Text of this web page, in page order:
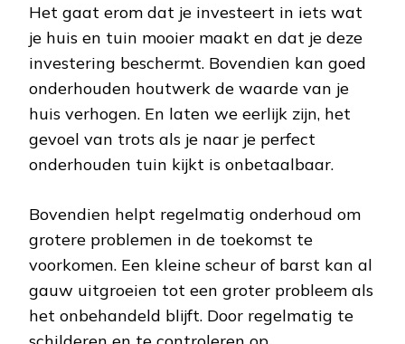
Het gaat erom dat je investeert in iets wat
je huis en tuin mooier maakt en dat je deze
investering beschermt. Bovendien kan goed
onderhouden houtwerk de waarde van je
huis verhogen. En laten we eerlijk zijn, het
gevoel van trots als je naar je perfect
onderhouden tuin kijkt is onbetaalbaar.
Bovendien helpt regelmatig onderhoud om
grotere problemen in de toekomst te
voorkomen. Een kleine scheur of barst kan al
gauw uitgroeien tot een groter probleem als
het onbehandeld blijft. Door regelmatig te